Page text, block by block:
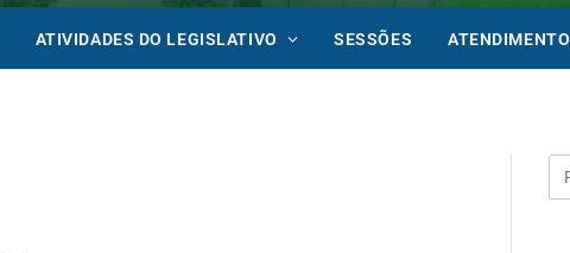
ATIVIDADES DO LEGISLATIVO SESSÕES ATENDIMENTO